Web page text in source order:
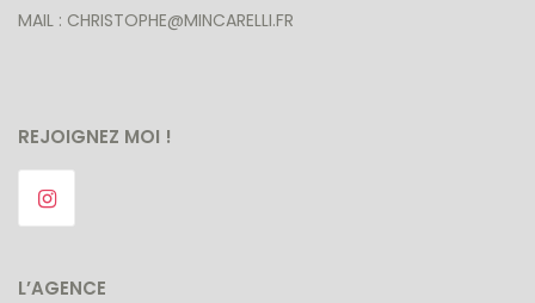
MAIL : CHRISTOPHE@MINCARELLI.FR
REJOIGNEZ MOI !
L’AGENCE